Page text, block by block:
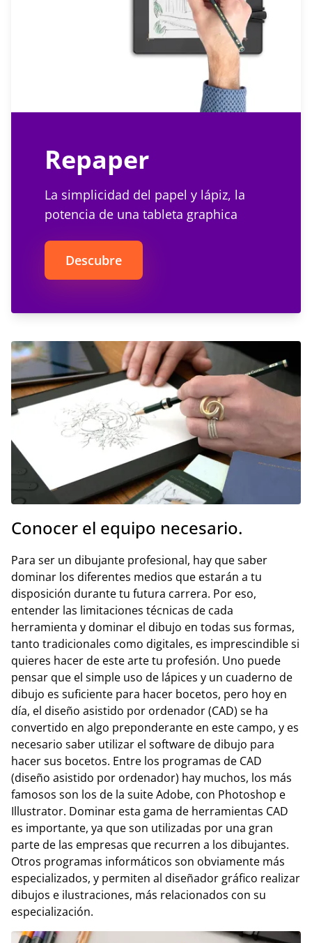
Repaper
La simplicidad del papel y lápiz, la
potencia de una tableta graphica
Descubre
Conocer el equipo necesario.
Para ser un dibujante profesional, hay que saber
dominar los diferentes medios que estarán a tu
disposición durante tu futura carrera. Por eso,
entender las limitaciones técnicas de cada
herramienta y dominar el dibujo en todas sus formas,
tanto tradicionales como digitales, es imprescindible si
quieres hacer de este arte tu profesión. Uno puede
pensar que el simple uso de lápices y un cuaderno de
dibujo es suficiente para hacer bocetos, pero hoy en
día, el diseño asistido por ordenador (CAD) se ha
convertido en algo preponderante en este campo, y es
necesario saber utilizar el software de dibujo para
hacer sus bocetos. Entre los programas de CAD
(diseño asistido por ordenador) hay muchos, los más
famosos son los de la suite Adobe, con Photoshop e
Illustrator. Dominar esta gama de herramientas CAD
es importante, ya que son utilizadas por una gran
parte de las empresas que recurren a los dibujantes.
Otros programas informáticos son obviamente más
especializados, y permiten al diseñador gráfico realizar
dibujos e ilustraciones, más relacionados con su
especialización.